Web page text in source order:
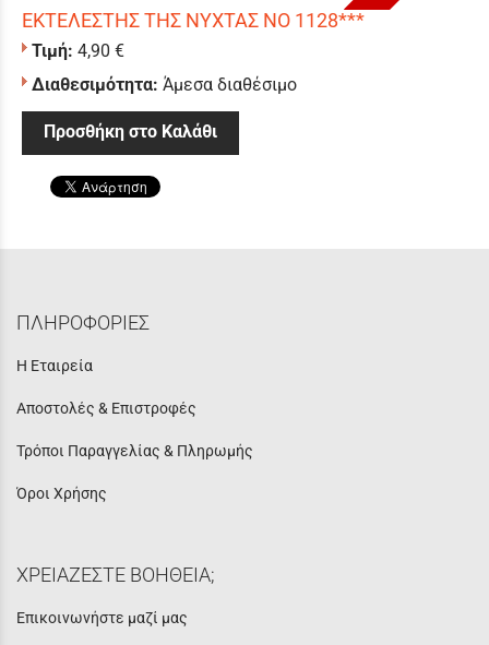
ΕΚΤΕΛΕΣΤΗΣ ΤΗΣ ΝΥΧΤΑΣ ΝΟ 1128***
Τιμή: 4,90 €
Διαθεσιμότητα: Άμεσα διαθέσιμο
Προσθήκη στο Καλάθι
ΠΛΗΡΟΦΟΡΙΕΣ
Η Εταιρεία
Αποστολές & Επιστροφές
Τρόποι Παραγγελίας & Πληρωμής
Όροι Χρήσης
ΧΡΕΙΑΖΕΣΤΕ ΒΟΗΘΕΙΑ;
Επικοινωνήστε μαζί μας